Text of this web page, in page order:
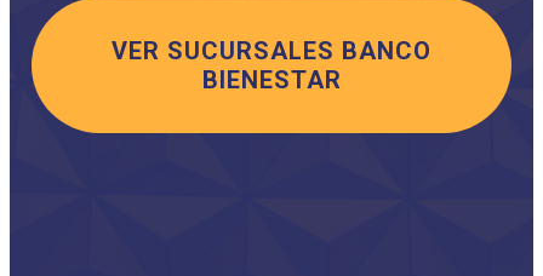
VER SUCURSALES BANCO
BIENESTAR